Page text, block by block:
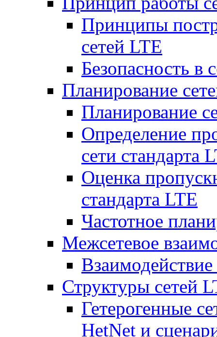
Принципы
сетей LTE
Безопасность в
Планирование
Планирование
Определение
сети стандарта
Оценка
стандарта LTE
Частотное
Межсетевое
Структуры сетей
Гетерогенные
HetNet и